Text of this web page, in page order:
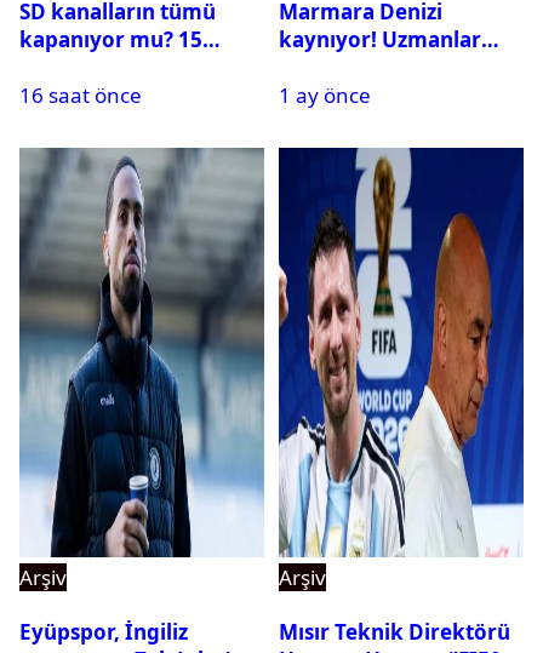
SD kanalların tümü
kapanıyor mu? 15
yapılacak?
16 saat önce
Marmara Denizi
kaynıyor! Uzmanlar
1 ay önce
Arşiv
Eyüpspor, İngiliz
Arşiv
Mısır Teknik Direktörü